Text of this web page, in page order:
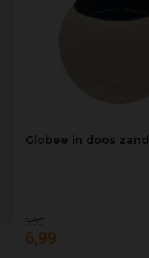
Globee in doos zand
9 99
6,99